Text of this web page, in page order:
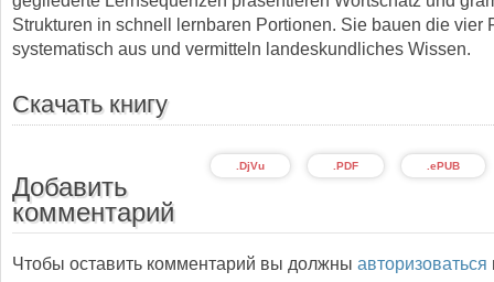
Strukturen in schnell lernbaren Portionen. Sie bauen die vier
systematisch aus und vermitteln landeskundliches Wissen.
Скачать книгу
.ePUB
.PDF
.DjVu
Добавить
комментарий
Чтобы оставить комментарий вы должны авторизоваться